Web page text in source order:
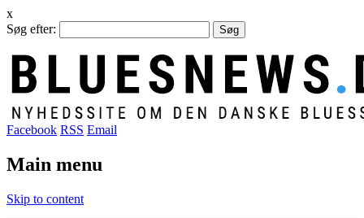
x
Søg efter:
Facebook RSS Email
Main menu
Skip to content